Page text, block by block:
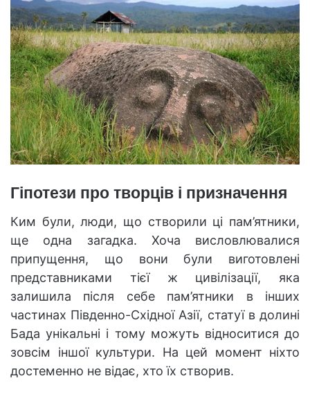
Гіпотези про творців і призначення
Ким були, люди, що створили ці пам’ятники,
ще одна загадка. Хоча висловлювалися
припущення, що вони були виготовлені
представниками тієї ж цивілізації, яка
залишила після себе пам’ятники в інших
частинах Південно-Східної Азії, статуї в долині
Бада унікальні і тому можуть відноситися до
зовсім іншої культури. На цей момент ніхто
достеменно не відає, хто їх створив.